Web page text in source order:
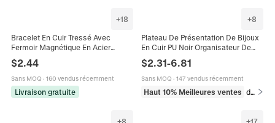
+18
Bracelet En Cuir Tressé Avec
Fermoir Magnétique En Acier
Inoxydable Bijoux De Mode Simple
Tissé Rétro Pour Hommes
$2.44
Sans MOQ · 160 vendus récemment
Livraison gratuite
+8
Plateau De Présentation De Bijoux
En Cuir PU Noir Organisateur De
Collier Bague Bracelet Accessoires
De Présentation Professionnels
$2.31-6.81
Sans MOQ · 147 vendus récemment
Haut 10% Meilleures ventes dans Emballages et présentoirs pour bijoux